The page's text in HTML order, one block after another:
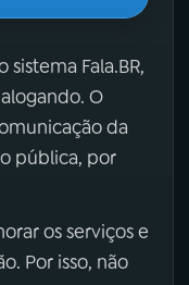
Fala.BR,
O
da
pública, por
os serviços e
Por isso, não